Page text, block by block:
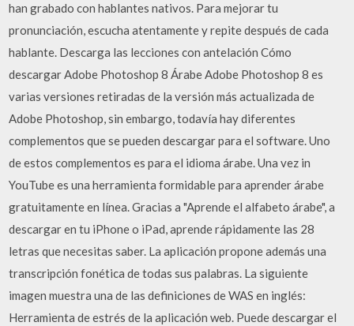
han grabado con hablantes nativos. Para mejorar tu
pronunciación, escucha atentamente y repite después de cada
hablante. Descarga las lecciones con antelación Cómo
descargar Adobe Photoshop 8 Árabe Adobe Photoshop 8 es
varias versiones retiradas de la versión más actualizada de
Adobe Photoshop, sin embargo, todavía hay diferentes
complementos que se pueden descargar para el software. Uno
de estos complementos es para el idioma árabe. Una vez in
YouTube es una herramienta formidable para aprender árabe
gratuitamente en línea. Gracias a "Aprende el alfabeto árabe", a
descargar en tu iPhone o iPad, aprende rápidamente las 28
letras que necesitas saber. La aplicación propone además una
transcripción fonética de todas sus palabras. La siguiente
imagen muestra una de las definiciones de WAS en inglés:
Herramienta de estrés de la aplicación web. Puede descargar el